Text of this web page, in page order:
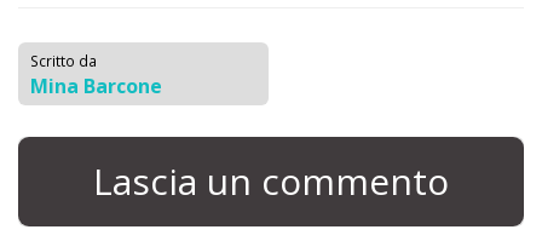
Scritto da
Mina Barcone
Lascia un commento